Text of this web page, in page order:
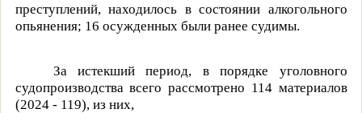
преступлений, находилось в состоянии алкогольного
опьянения; 16 осужденных были ранее судимы.
За истекший период, в порядке уголовного
судопроизводства всего рассмотрено 114 материалов
(2024 - 119), из них,